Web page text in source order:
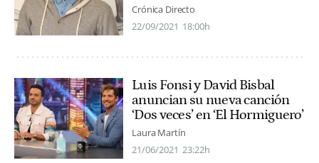
Crónica Directo
22/09/2021 18:00h
Luis Fonsi y David Bisbal
anuncian su nueva canción
‘Dos veces’ en ‘El Hormiguero’
Laura Martín
21/06/2021 23:22h